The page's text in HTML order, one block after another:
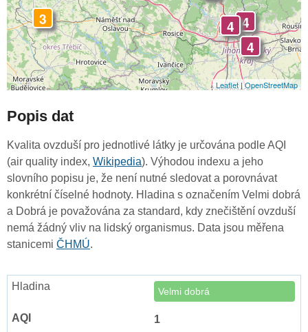
3
4
4
4
Leaflet|OpenStreetMap
Popis dat
Kvalita ovzduší pro jednotlivé látky je určována podle AQI
(air quality index, Wikipedia). Výhodou indexu a jeho
slovního popisu je, že není nutné sledovat a porovnávat
konkrétní číselné hodnoty. Hladina s označením Velmi dobrá
a Dobrá je považována za standard, kdy znečištění ovzduší
nemá žádný vliv na lidský organismus. Data jsou měřena
stanicemi ČHMÚ.
Velmi dobrá
1